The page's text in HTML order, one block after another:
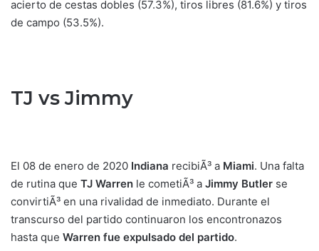
acierto de cestas dobles (57.3%), tiros libres (81.6%) y tiros
de campo (53.5%).
TJ vs Jimmy
El 08 de enero de 2020 Indiana recibiÃ³ a Miami. Una falta
de rutina que TJ Warren le cometiÃ³ a Jimmy Butler se
convirtiÃ³ en una rivalidad de inmediato. Durante el
transcurso del partido continuaron los encontronazos
hasta que Warren fue expulsado del partido.